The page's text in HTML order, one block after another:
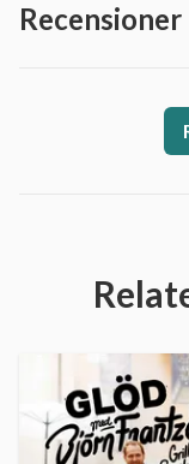
Recensioner